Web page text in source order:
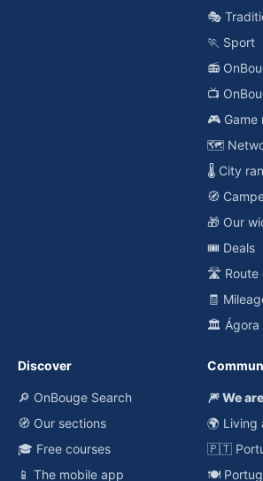
🎭
🏃 Sport
📻
📺
🎮 Game
🗺️
🌡️ City
🧭
🎁 Our
🎟️ Deals
🛣️ Route
🧾
🏛️ Ágora
Discover
🔎 OnBouge Search
🧭 Our sections
🎓 Free courses
📱 The mobile app
🎆 We
🌍 Living
🇵🇹
🍽️